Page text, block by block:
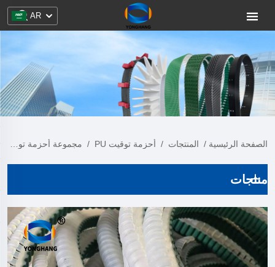
AR
الصفحة الرئيسية / المنتجات / أحزمة توقيت PU / مجموعة أحزمة توقيت PU
منتجات